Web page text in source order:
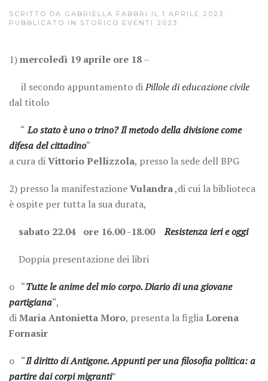
SCRITTO DA GABRIELLA FABBRI IL 1 APRILE 2023 .
PUBBLICATO IN STORICO EVENTI 2023 .
1)mercoledì 19 aprile ore 18–
il secondo appuntamento diPillole di educazione civile
dal titolo
“ Lo stato è uno o trino? Il metodo della divisione come
difesa del cittadino“
a cura diVittorio Pellizzola, presso la sede dell BPG
2) presso la manifestazioneVulandra,di cui la biblioteca
è ospite per tutta la sua durata,
sabato 22.04 ore 16.00 -18.00 Resistenza ieri e oggi
Doppia presentazione dei libri
o “Tutte le anime del mio corpo. Diario di una giovane
partigiana“,
diMaria Antonietta Moro, presenta la figliaLorena
Fornasir
o “Il diritto di Antigone. Appunti per una filosofia politica: a
partire dai corpi migranti”